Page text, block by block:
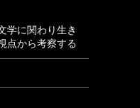
学に関わり生き
点から考察する